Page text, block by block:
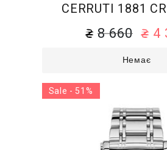
CERRUTI 1881
8 660 4
Немає
Sale - 51%